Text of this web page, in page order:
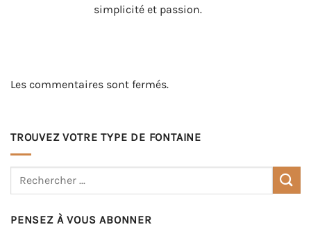
simplicité et passion.
Les commentaires sont fermés.
TROUVEZ VOTRE TYPE DE FONTAINE
PENSEZ À VOUS ABONNER